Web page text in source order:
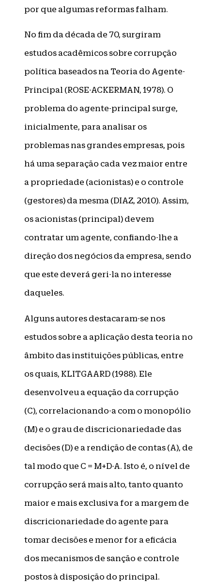
por que algumas reformas falham.
No fim da década de 70, surgiram
estudos acadêmicos sobre corrupção
política baseados na Teoria do Agente-
Principal (ROSE-ACKERMAN, 1978). O
problema do agente-principal surge,
inicialmente, para analisar os
problemas nas grandes empresas, pois
há uma separação cada vez maior entre
a propriedade (acionistas) e o controle
(gestores) da mesma (DIAZ, 2010). Assim,
os acionistas (principal) devem
contratar um agente, confiando-lhe a
direção dos negócios da empresa, sendo
que este deverá geri-la no interesse
daqueles.
Alguns autores destacaram-se nos
estudos sobre a aplicação desta teoria no
âmbito das instituições públicas, entre
os quais, KLITGAARD (1988). Ele
desenvolveu a equação da corrupção
(C), correlacionando-a com o monopólio
(M) e o grau de discricionariedade das
decisões (D) e a rendição de contas (A), de
tal modo que C = M+D-A. Isto é, o nível de
corrupção será mais alto, tanto quanto
maior e mais exclusiva for a margem de
discricionariedade do agente para
tomar decisões e menor for a eficácia
dos mecanismos de sanção e controle
postos à disposição do principal.